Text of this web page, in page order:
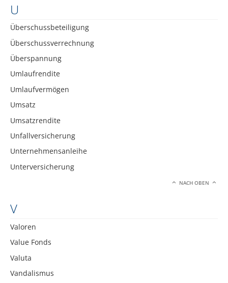
U
Überschussbeteiligung
Überschussverrechnung
Überspannung
Umlaufrendite
Umlaufvermögen
Umsatz
Umsatzrendite
Unfallversicherung
Unternehmensanleihe
Unterversicherung
NACH OBEN
V
Valoren
Value Fonds
Valuta
Vandalismus